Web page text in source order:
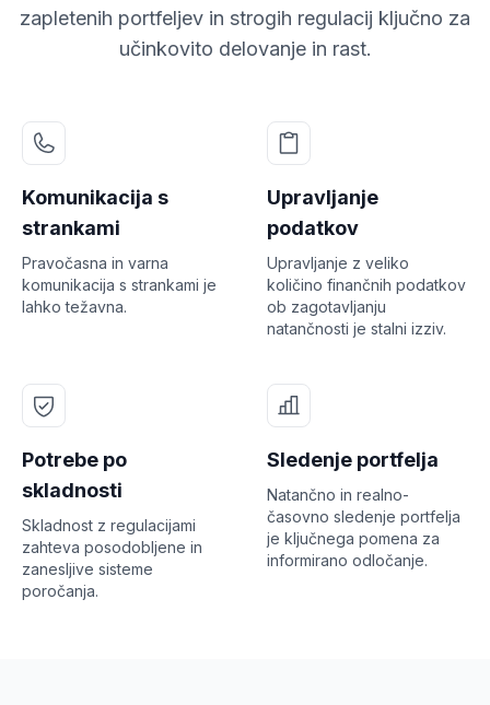
zapletenih portfeljev in strogih regulacij ključno za
učinkovito delovanje in rast.
Komunikacija s
strankami
Pravočasna in varna
komunikacija s strankami je
lahko težavna.
Upravljanje
podatkov
Upravljanje z veliko
količino finančnih podatkov
ob zagotavljanju
natančnosti je stalni izziv.
Potrebe po
skladnosti
Skladnost z regulacijami
zahteva posodobljene in
zanesljive sisteme
poročanja.
Sledenje portfelja
Natančno in realno-
časovno sledenje portfelja
je ključnega pomena za
informirano odločanje.